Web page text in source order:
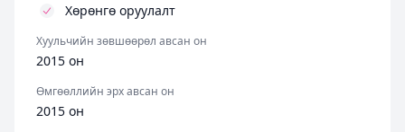
Хөрөнгө оруулалт
Хуульчийн зөвшөөрөл авсан он
2015 он
Өмгөөллийн эрх авсан он
2015 он